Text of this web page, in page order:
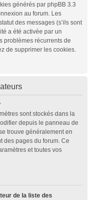
générés par phpBB 3.3
au forum. Les
des messages (s’ils sont
a été activée par un
problèmes récurrents de
de supprimer les cookies.
sont stockés dans la
depuis le panneau de
trouve généralement en
des pages du forum. Ce
et toutes vos
de la liste des